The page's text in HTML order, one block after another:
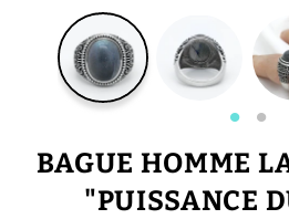
BAGUE HOMME
"PUISSANCE